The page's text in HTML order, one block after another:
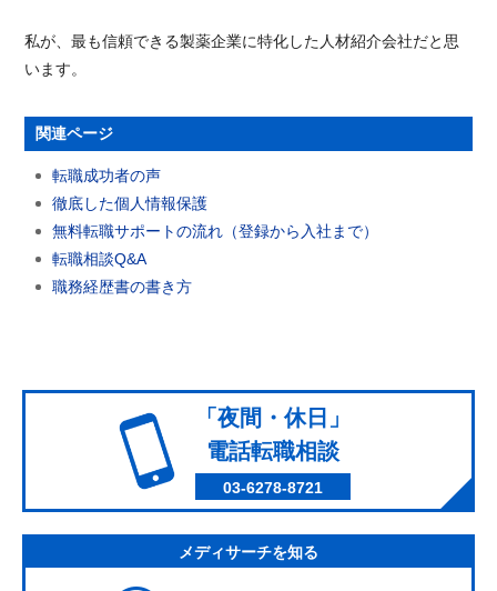
私が、最も信頼できる製薬企業に特化した人材紹介会社だと思
います。
関連ページ
転職成功者の声
徹底した個人情報保護
無料転職サポートの流れ（登録から入社まで）
転職相談Q&A
職務経歴書の書き方
「夜間・休日」
電話転職相談
03-6278-8721
メディサーチを知る